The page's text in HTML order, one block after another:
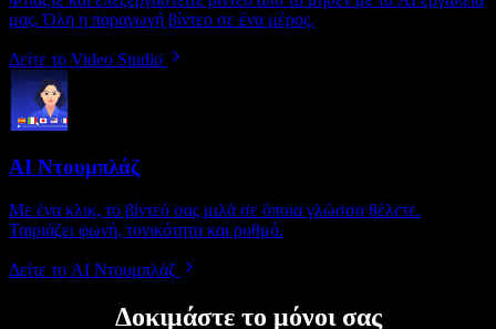
μας. Όλη η παραγωγή βίντεο σε ένα μέρος.
Δείτε το Video Studio
AI Ντουμπλάζ
Με ένα κλικ, το βίντεό σας μιλά σε όποια γλώσσα θέλετε.
Ταιριάζει φωνή, τονικότητα και ρυθμό.
Δείτε το AI Ντουμπλάζ
Δοκιμάστε το μόνοι σας